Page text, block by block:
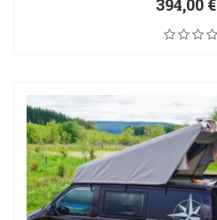
394,00 €